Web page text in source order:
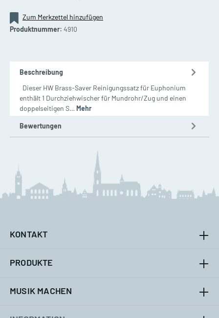
Zum Merkzettel hinzufügen
Produktnummer: 4910
Beschreibung
Dieser HW Brass-Saver Reinigungssatz für Euphonium
enthält 1 Durchziehwischer für Mundrohr/Zug und einen
doppelseitigen S… Mehr
Bewertungen
KONTAKT
PRODUKTE
MUSIK MACHEN